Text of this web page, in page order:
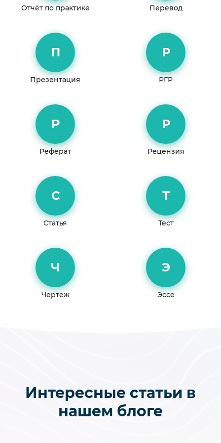
Отчёт по практике Перевод
П
Презентация
Р
РГР
Р
Реферат
Р
Рецензия
С
Статья
Т
Тест
Ч
Чертёж
Э
Эссе
Интересные статьи в
нашем блоге